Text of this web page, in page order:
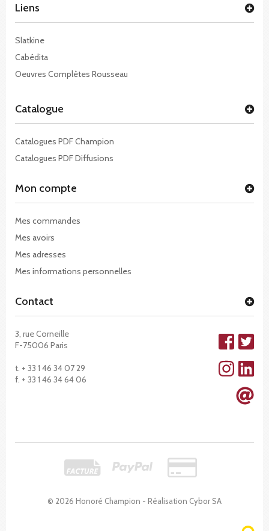
© 2026 Honoré Champion - Réalisation Cybor SA
Liens
Slatkine
Cabédita
Oeuvres Complètes Rousseau
Catalogue
Catalogues PDF Champion
Catalogues PDF Diffusions
Mon compte
Mes commandes
Mes avoirs
Mes adresses
Mes informations personnelles
Contact
3, rue Corneille
F-75006 Paris
t. + 33 1 46 34 07 29
f. + 33 1 46 34 64 06